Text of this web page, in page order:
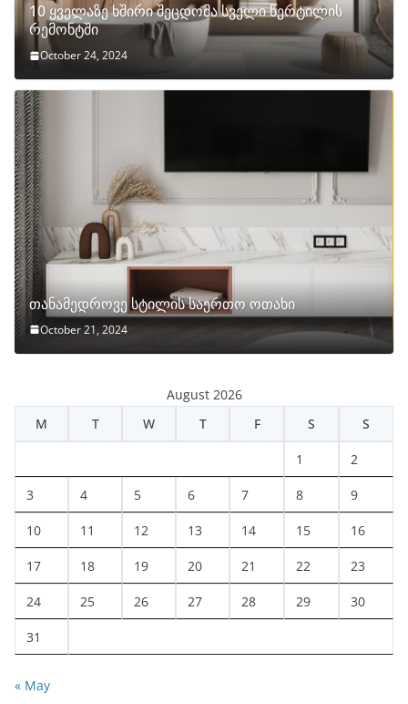
10 ყველაზე ხშირი შეცდომა სველი წერტილის
რემონტში
October 24, 2024
თანამედროვე სტილის საერთო ოთახი
October 21, 2024
August 2026
M
T W T F S S
1 2
3 4 5 6 7 8 9
10 11 12 13 14 15 16
17 18 19 20 21 22 23
24 25 26 27 28 29 30
31
« May